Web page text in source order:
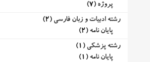
پروژه (7)
رشته ادبیات و زبان فارسی (2)
پایان نامه (2)
رشته پزشکی (1)
پایان نامه (1)